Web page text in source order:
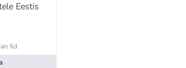
Eestis
Ild